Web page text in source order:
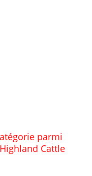
parmi
Cattle